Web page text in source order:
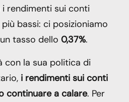
i rendimenti sui conti
bassi: ci posizioniamo
tasso dello 0,37%.
con la sua politica di
i rendimenti sui conti
continuare a calare. Per